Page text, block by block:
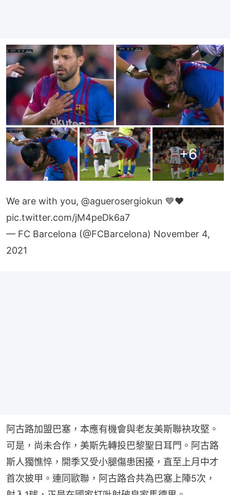
+6
We are with you, @aguerosergiokun 💙❤️
pic.twitter.com/jM4peDk6a7
— FC Barcelona (@FCBarcelona) November 4,
2021
阿古路加盟巴塞，本應有機會與老友美斯聯袂攻堅。
可是，尚未合作，美斯先轉投巴黎聖日耳門。阿古路
斯人獨憔悴，開季又受小腿傷患困擾，直至上月中才
首次披甲。連同歐聯，阿古路合共為巴塞上陣5次，